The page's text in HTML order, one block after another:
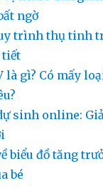
ngờ
trình thụ tinh
tiết
là gì? Có mấy
sinh online:
biểu đồ tăng
bé